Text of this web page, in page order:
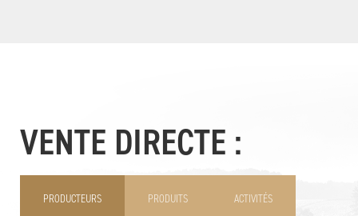
VENTE DIRECTE :
PRODUCTEURS PRODUITS ACTIVITÉS